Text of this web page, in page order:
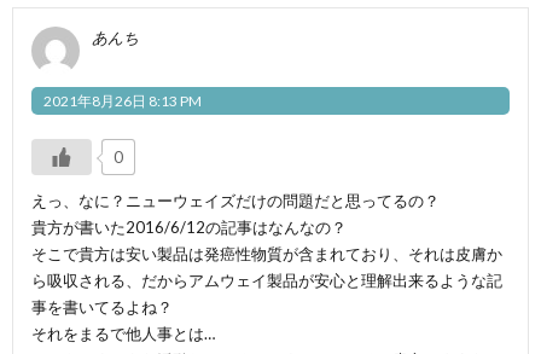
あんち
2021年8月26日 8:13 PM
0
えっ、なに？ニューウェイズだけの問題だと思ってるの？
貴方が書いた2016/6/12の記事はなんなの？
そこで貴方は安い製品は発癌性物質が含まれており、それは皮膚か
ら吸収される、だからアムウェイ製品が安心と理解出来るような記
事を書いてるよね？
それをまるで他人事とは…